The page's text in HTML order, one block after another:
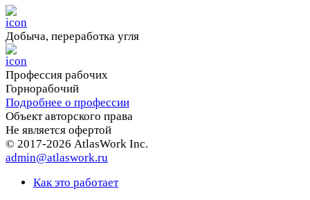
Добыча, переработка угля
Профессия рабочих
Горнорабочий
Подробнее о профессии
Объект авторского права
Не является офертой
© 2017-2026 AtlasWork Inc.
admin@atlaswork.ru
Как это работает